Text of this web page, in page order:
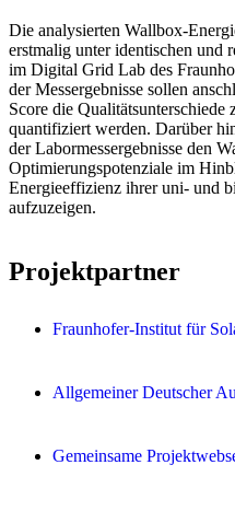
Die analysierten Wallbox-
erstmalig unter identischen und
im Digital Grid Lab des
der Messergebnisse sollen
Score die Qualitätsunterschiede
quantifiziert werden. Darüber
der Labormessergebnisse den
Optimierungspotenziale im
Energieeffizienz ihrer uni- und
aufzuzeigen.
Projektpartner
Fraunhofer-Institut für
Allgemeiner Deutscher
Gemeinsame